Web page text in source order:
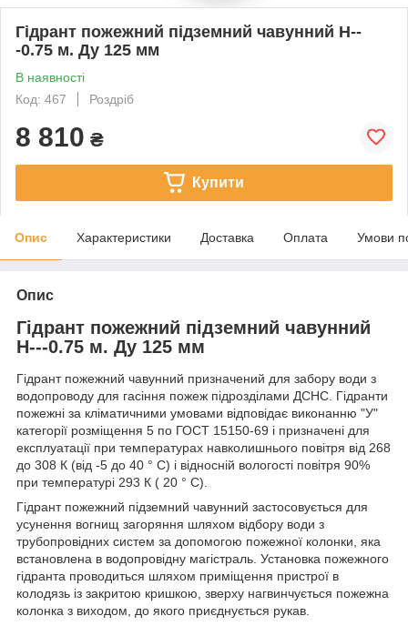
Гідрант пожежний підземний чавунний H--
-0.75 м. Ду 125 мм
В наявності
Код: 467
Роздріб
8 810 ₴
Купити
Опис Характеристики Доставка Оплата Умови
Опис
Гідрант пожежний підземний чавунний
H---0.75 м. Ду 125 мм
Гідрант пожежний чавунний призначений для забору води з
водопроводу для гасіння пожеж підрозділами ДСНС. Гідранти
пожежні за кліматичними умовами відповідає виконанню "У"
категорії розміщення 5 по ГОСТ 15150-69 і призначені для
експлуатації при температурах навколишнього повітря від 268
до 308 К (від -5 до 40 ° С) і відносній вологості повітря 90%
при температурі 293 К ( 20 ° С).
Гідрант пожежний підземний чавунний застосовується для
усунення вогнищ загоряння шляхом відбору води з
трубопровідних систем за допомогою пожежної колонки, яка
встановлена в водопровідну магістраль. Установка пожежного
гідранта проводиться шляхом приміщення пристрої в
колодязь із закритою кришкою, зверху нагвинчується пожежна
колонка з виходом, до якого приєднується рукав.